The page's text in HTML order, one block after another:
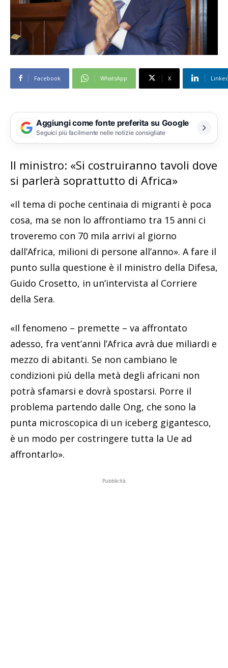
Facebook WhatsApp X
Aggiungi come fonte preferita su Google
Seguici più facilmente nelle notizie consigliate
Il ministro: «Si costruiranno tavoli dove
si parlerà soprattutto di Africa»
«Il tema di poche centinaia di migranti è poca
cosa, ma se non lo affrontiamo tra 15 anni ci
troveremo con 70 mila arrivi al giorno
dall’Africa, milioni di persone all’anno». A fare il
punto sulla questione è il ministro della Difesa,
Guido Crosetto, in un’intervista al Corriere
della Sera.
«Il fenomeno – premette – va affrontato
adesso, fra vent’anni l’Africa avrà due miliardi e
mezzo di abitanti. Se non cambiano le
condizioni più della metà degli africani non
potrà sfamarsi e dovrà spostarsi. Porre il
problema partendo dalle Ong, che sono la
punta microscopica di un iceberg gigantesco,
è un modo per costringere tutta la Ue ad
affrontarlo».
Pubblicità